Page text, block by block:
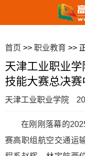
首页 >> 职业教育 >>
天津工业职业
技能大赛总决
天津工业职业学院
在刚刚落幕的
赛高职组航空交通运